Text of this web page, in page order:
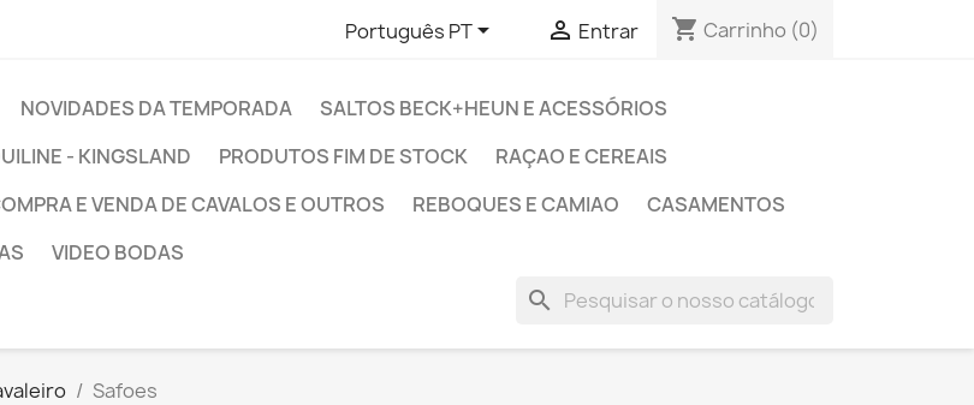
Português PT  Entrar shopping_cart Carrinho (0)
NOVIDADES DA TEMPORADA
SALTOS BECK+HEUN E ACESSÓRIOS
- KINGSLAND
PRODUTOS FIM DE STOCK
RAÇAO E CEREAIS
E VENDA DE CAVALOS E OUTROS REBOQUES E CAMIAO
CASAMENTOS
VIDEO BODAS
search
Safoes